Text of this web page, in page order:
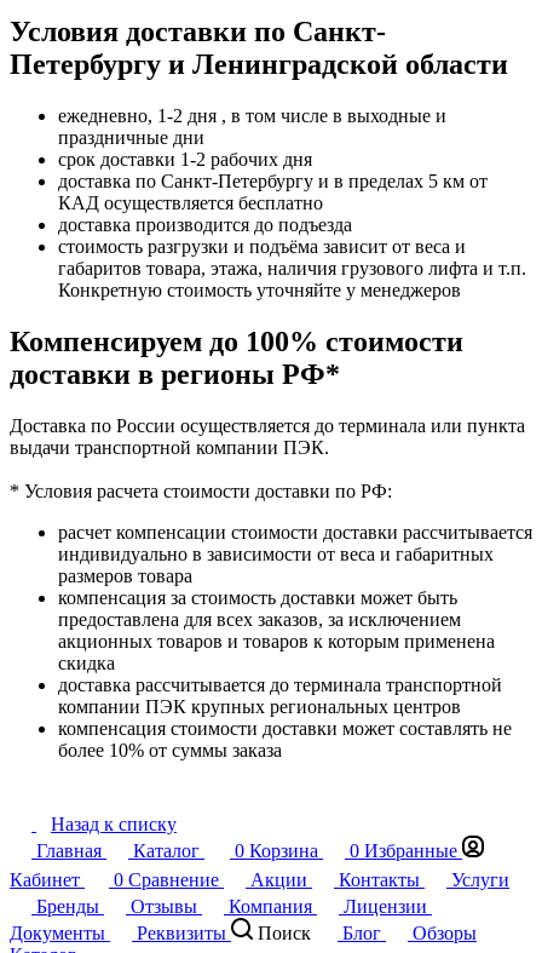
Условия доставки по Санкт-
Петербургу и Ленинградской области
ежедневно, 1-2 дня , в том числе в выходные и
праздничные дни
срок доставки 1-2 рабочих дня
доставка по Санкт-Петербургу и в пределах 5 км от
КАД осуществляется бесплатно
доставка производится до подъезда
стоимость разгрузки и подъёма зависит от веса и
габаритов товара, этажа, наличия грузового лифта и т.п.
Конкретную стоимость уточняйте у менеджеров
Компенсируем до 100% стоимости
доставки в регионы РФ*
Доставка по России осуществляется до терминала или пункта
выдачи транспортной компании ПЭК.
* Условия расчета стоимости доставки по РФ:
расчет компенсации стоимости доставки рассчитывается
индивидуально в зависимости от веса и габаритных
размеров товара
компенсация за стоимость доставки может быть
предоставлена для всех заказов, за исключением
акционных товаров и товаров к которым применена
скидка
доставка рассчитывается до терминала транспортной
компании ПЭК крупных региональных центров
компенсация стоимости доставки может составлять не
более 10% от суммы заказа
Назад к списку
Главная
Каталог 0 Корзина 0 Избранные
Кабинет
0 Сравнение Акции Контакты
Услуги
Бренды
Отзывы Компания
Лицензии
Документы
Реквизиты Поиск Блог
Обзоры